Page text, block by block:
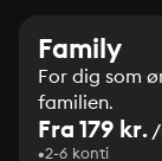
Family
For dig som
familien.
Fra 179 kr./
2-6 konti